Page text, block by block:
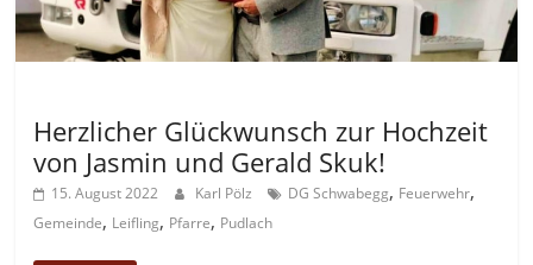
Herzlicher Glückwunsch zur Hochzeit
von Jasmin und Gerald Skuk!
15. August 2022 Karl Pölz DG Schwabegg, Feuerwehr,
Gemeinde, Leifling, Pfarre, Pudlach